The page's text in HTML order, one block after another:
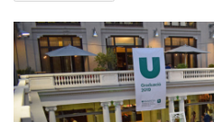
Imagen